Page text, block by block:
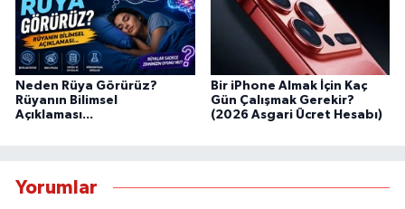
Neden Rüya Görürüz?
Rüyanın Bilimsel
Açıklaması...
Bir iPhone Almak İçin Kaç
Gün Çalışmak Gerekir?
(2026 Asgari Ücret Hesabı)
Yorumlar